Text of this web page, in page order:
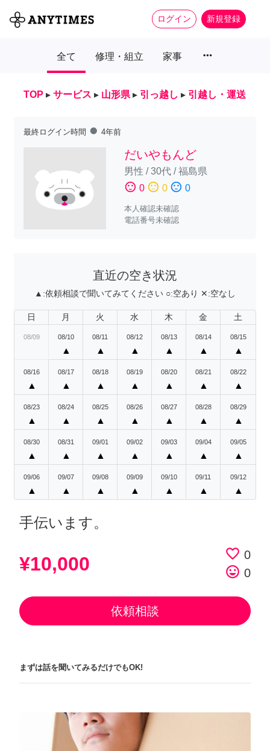
ログイン 新規登録
全て 修理・組立 家事 more_horiz
TOP ▸ サービス ▸ 山形県 ▸ 引っ越し ▸ 引越し・運送
最終ログイン時間 fiber_manual_record 4年前
だいやもんど
男性 /30代/福島県
sentiment_satisfied 0 sentiment_neutral 0 sentiment_dissatisfied 0
本人確認未確認
電話番号未確認
直近の空き状況
▲:依頼相談で聞いてみてください ○:空あり ✕:空なし
日 月 火 水 木 金 土
08/09 08/10
▲
08/11
▲
08/12
▲
08/13
▲
08/14
▲
08/15
▲
08/16
▲
08/17
▲
08/18
▲
08/19
▲
08/20
▲
08/21
▲
08/22
▲
08/23
▲
08/24
▲
08/25
▲
08/26
▲
08/27
▲
08/28
▲
08/29
▲
08/30
▲
08/31
▲
09/01
▲
09/02
▲
09/03
▲
09/04
▲
09/05
▲
09/06
▲
09/07
▲
09/08
▲
09/09
▲
09/10
▲
09/11
▲
09/12
▲
手伝います。
¥10,000 favorite_border 0
tag_faces 0
依頼相談
まずは話を聞いてみるだけでもOK!